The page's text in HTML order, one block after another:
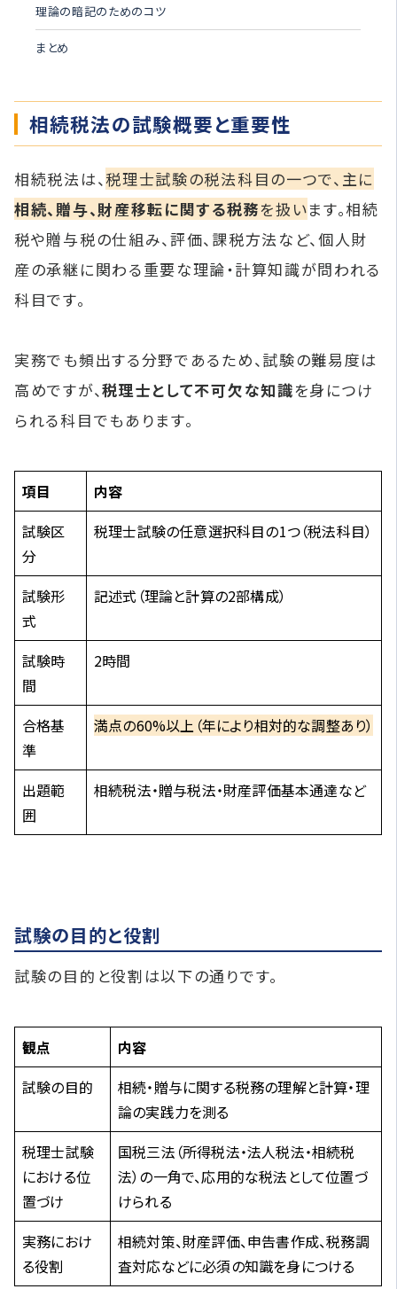
理論の暗記のためのコツ
まとめ
相続税法の試験概要と重要性
相続税法は、 税理士試験の税法科目の一つで、主に
相続、贈与、財産移転に関する税務を扱います。相続
税や贈与税の仕組み、評価、課税方法など、個人財
産の承継に関わる重要な理論・計算知識が問われる
科目です。
実務でも頻出する分野であるため、試験の難易度は
高めですが、税理士として不可欠な知識を身につけ
られる科目でもあります。
項目
内容
試験区
分
税理士試験の任意選択科目の1つ（税法科目）
試験形
式
記述式（理論と計算の2部構成）
試験時
間
2時間
合格基
準
満点の60%以上（年により相対的な調整あり）
出題範
囲
相続税法・贈与税法・財産評価基本通達など
試験の目的と役割
試験の目的と役割は以下の通りです。
観点
内容
試験の目的
相続・贈与に関する税務の理解と計算・理
論の実践力を測る
税理士試験
における位
置づけ
国税三法（所得税法・法人税法・相続税
法）の一角で、応用的な税法として位置づ
けられる
実務におけ
る役割
相続対策、財産評価、申告書作成、税務調
査対応などに必須の知識を身につける